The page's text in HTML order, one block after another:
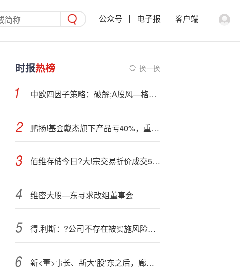
公众号 电子报 客户端
时报热榜 换一换
中欧四因子策略：破解;A股风—格轮动的“四季密码”
鹏扬!基金戴杰旗下产品亏40%，重仓白酒股躲“牛市”
佰维存储今日?大!宗交易折价成交54.4万股 成交额6413.76万元
维密大股—东寻求改组董事会
得.利斯：?公司不存在被实施风险警示的情形
新<董>事长、新大‘股’东之后，廊坊银行将迎新行长